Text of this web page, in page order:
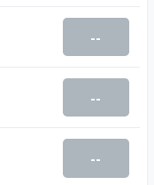
--
--
--